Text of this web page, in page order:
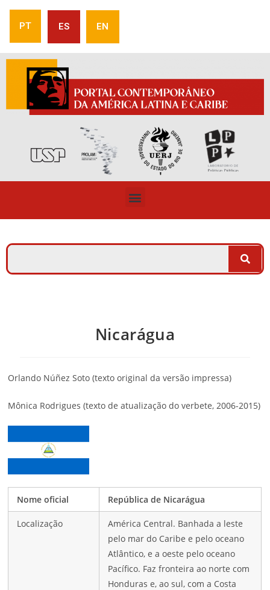
PT ES EN
Nicarágua
Orlando Núñez Soto(texto original da versão impressa)
Mônica Rodrigues (texto de atualização do verbete, 2006-2015)
Nome oficial República de Nicarágua
Localização
América Central. Banhada a leste
pelo mar do Caribe e pelo oceano
Atlântico, e a oeste pelo oceano
Pacífico. Faz fronteira ao norte com
Honduras e, ao sul, com a Costa